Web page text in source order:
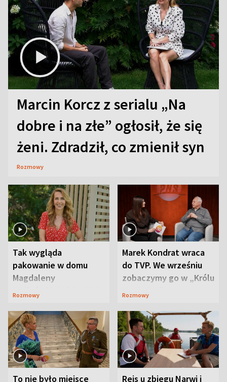
Marcin Korcz z serialu „Na
dobre i na złe” ogłosił, że się
żeni. Zdradził, co zmienił syn
Rozmowy
Tak wygląda
pakowanie w domu
Magdaleny
Waligórskiej-Lisieckiej.
Rozmowy
Marek Kondrat wraca
do TVP. We wrześniu
zobaczymy go w „Królu
Maciusiu I”
Rozmowy
To nie było miejsce Rejs u zbiegu Narwi i